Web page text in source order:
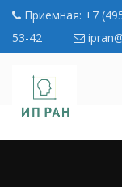
Приемная: +7
53-42